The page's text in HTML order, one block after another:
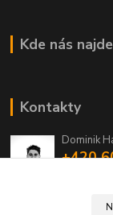
Kde nás
Kontakty
Dominik
+420